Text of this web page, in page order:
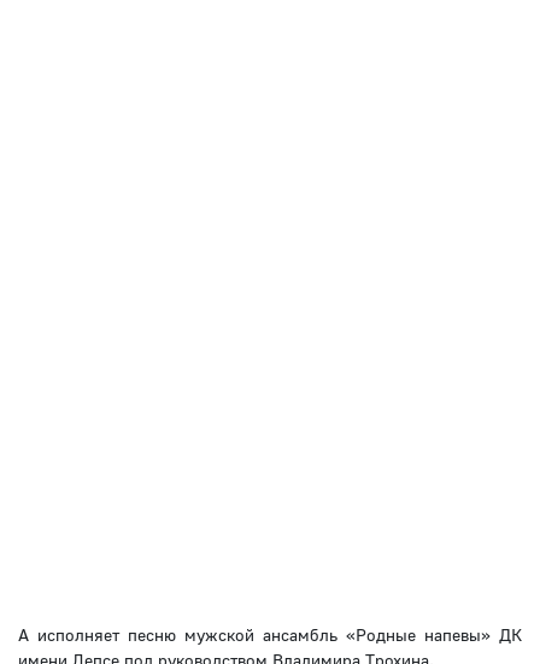
А исполняет песню мужской ансамбль «Родные напевы» ДК